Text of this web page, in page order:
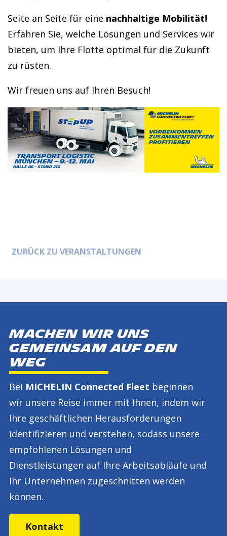
Seite an Seite für eine nachhaltige Mobilität!
Erfahren Sie, welche Lösungen und Services wir
bieten, um Ihre Flotte optimal für die Zukunft
zu rüsten.
Wir freuen uns auf Ihren Besuch!
ZURÜCK ZU VERANSTALTUNGEN
MACHEN WIR UNS
GEMEINSAM AUF DEN
WEG
Bei MICHELIN Connected Fleet beginnen
wir unsere Reise immer mit Ihnen, indem wir
Ihre geschäftlichen Herausforderungen
identifizieren und verstehen, sodass unsere
empfohlenen Lösungen und
Dienstleistungen auf Ihre Arbeitsabläufe und
Ihr Unternehmen zugeschnitten werden
können.
Kontakt